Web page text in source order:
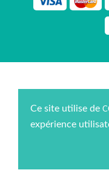
Ce site utilise de
expérience